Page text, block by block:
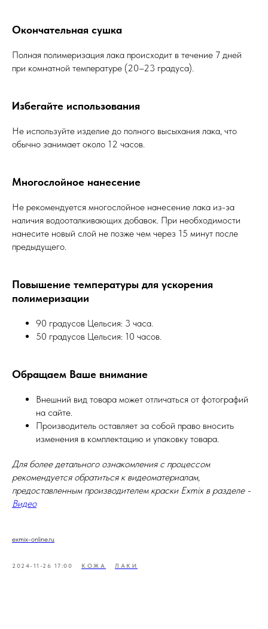
Окончательная сушка
Полная полимеризация лака происходит в течение 7 дней
при комнатной температуре (20–23 градуса).
Избегайте использования
Не используйте изделие до полного высыхания лака, что
обычно занимает около 12 часов.
Многослойное нанесение
Не рекомендуется многослойное нанесение лака из-за
наличия водооталкивающих добавок. При необходимости
нанесите новый слой не позже чем через 15 минут после
предыдущего.
Повышение температуры для ускорения
полимеризации
90 градусов Цельсия: 3 часа.
50 градусов Цельсия: 10 часов.
Обращаем Ваше внимание
Внешний вид товара может отличаться от фотографий
на сайте.
Производитель оставляет за собой право вносить
изменения в комплектацию и упаковку товара.
Для более детального ознакомления с процессом
рекомендуется обратиться к видеоматериалам,
предоставленным производителем краски Exmix в разделе -
Видео
exmix-online.ru
2024-11-26 17:00 КОЖА ЛАКИ